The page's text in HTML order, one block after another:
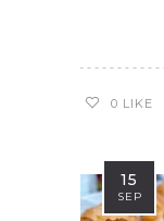
0 LIKE
15
SEP